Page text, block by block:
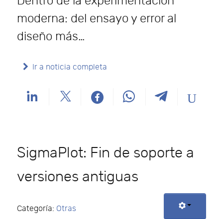
moderna: del ensayo y error al
diseño más…
Ir a noticia completa
SigmaPlot: Fin de soporte a
versiones antiguas
Categoría: Otras